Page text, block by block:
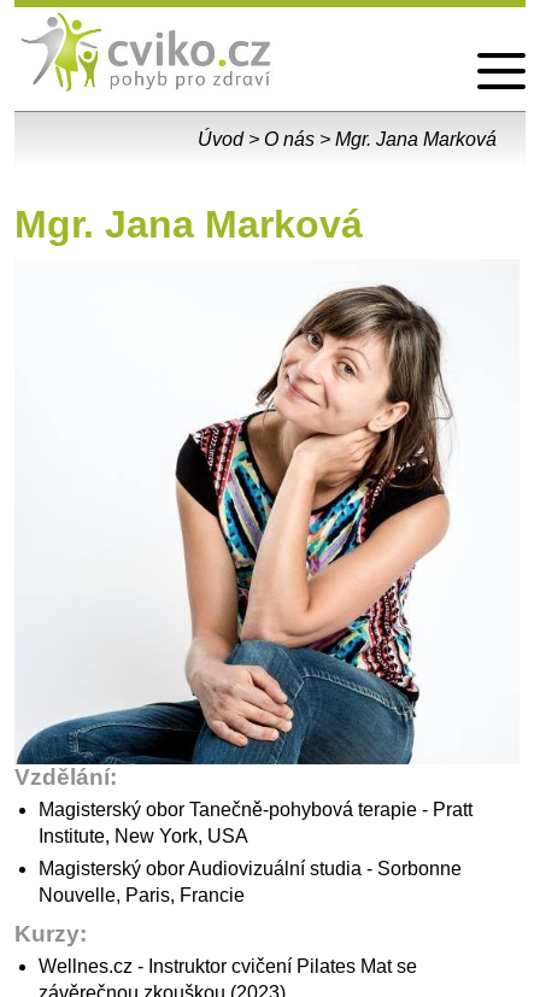
Pobyty
Fotogalerie
Kontakt
Úvod> O nás > Mgr. Jana Marková
Mgr. Jana Marková
Vzdělání:
Magisterský obor Tanečně-pohybová terapie - Pratt
Institute, New York, USA
Magisterský obor Audiovizuální studia - Sorbonne
Nouvelle, Paris, Francie
Kurzy:
Wellnes.cz - Instruktor cvičení Pilates Mat se
závěrečnou zkouškou (2023)